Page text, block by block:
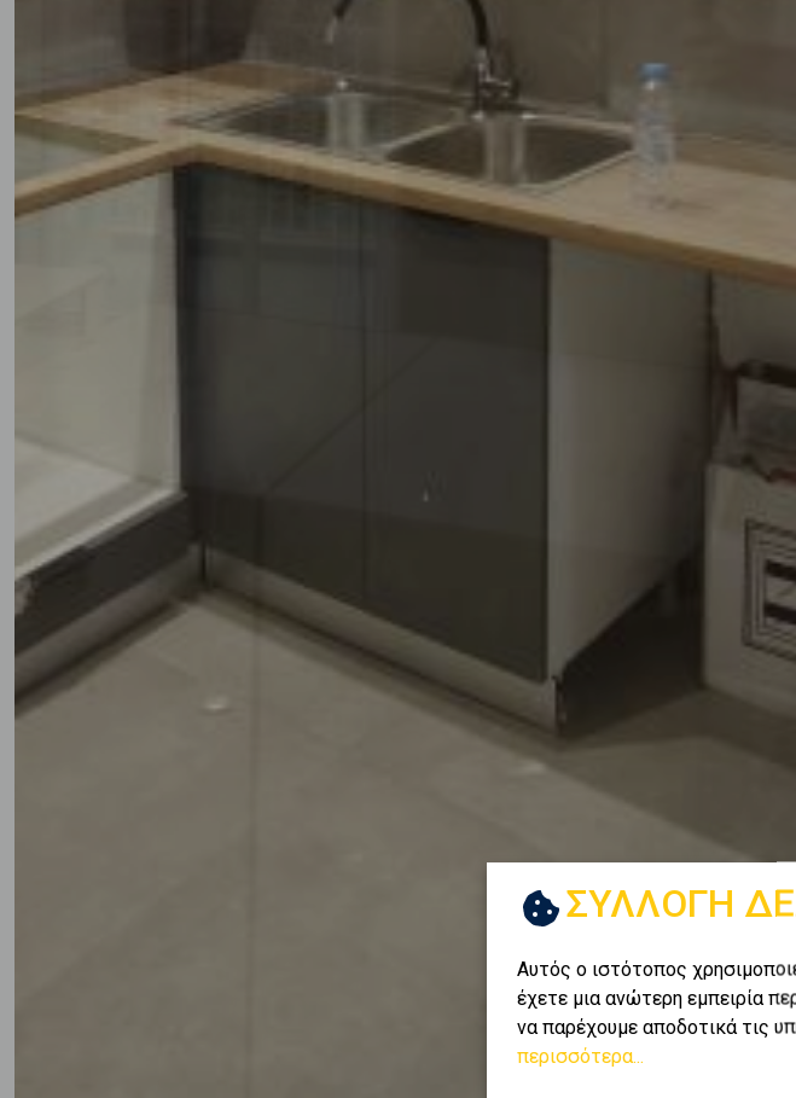
ΣΥΛΛΟΓΗ
Αυτός ο ιστότοπος
έχετε μια ανώτερη εμπειρία
να παρέχουμε αποδοτικά τις
περισσότερα...